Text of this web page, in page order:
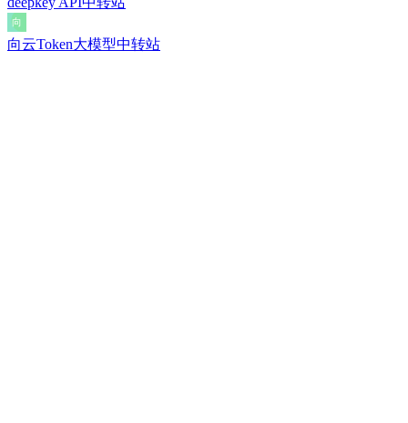
向云Token大模型中转站